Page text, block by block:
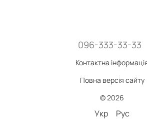
096-333-33-33
Контактна
Повна версія сайту
© 2026
Укр Рус